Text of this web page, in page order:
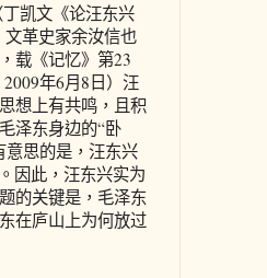
凯文《论汪东兴
革史家余汝信也
载《记忆》第23
年6月8日）汪
想上有共鸣，且积
泽东身边的“卧
意思的是，汪东兴
因此，汪东兴实为
的关键是，毛泽东
在庐山上为何放过